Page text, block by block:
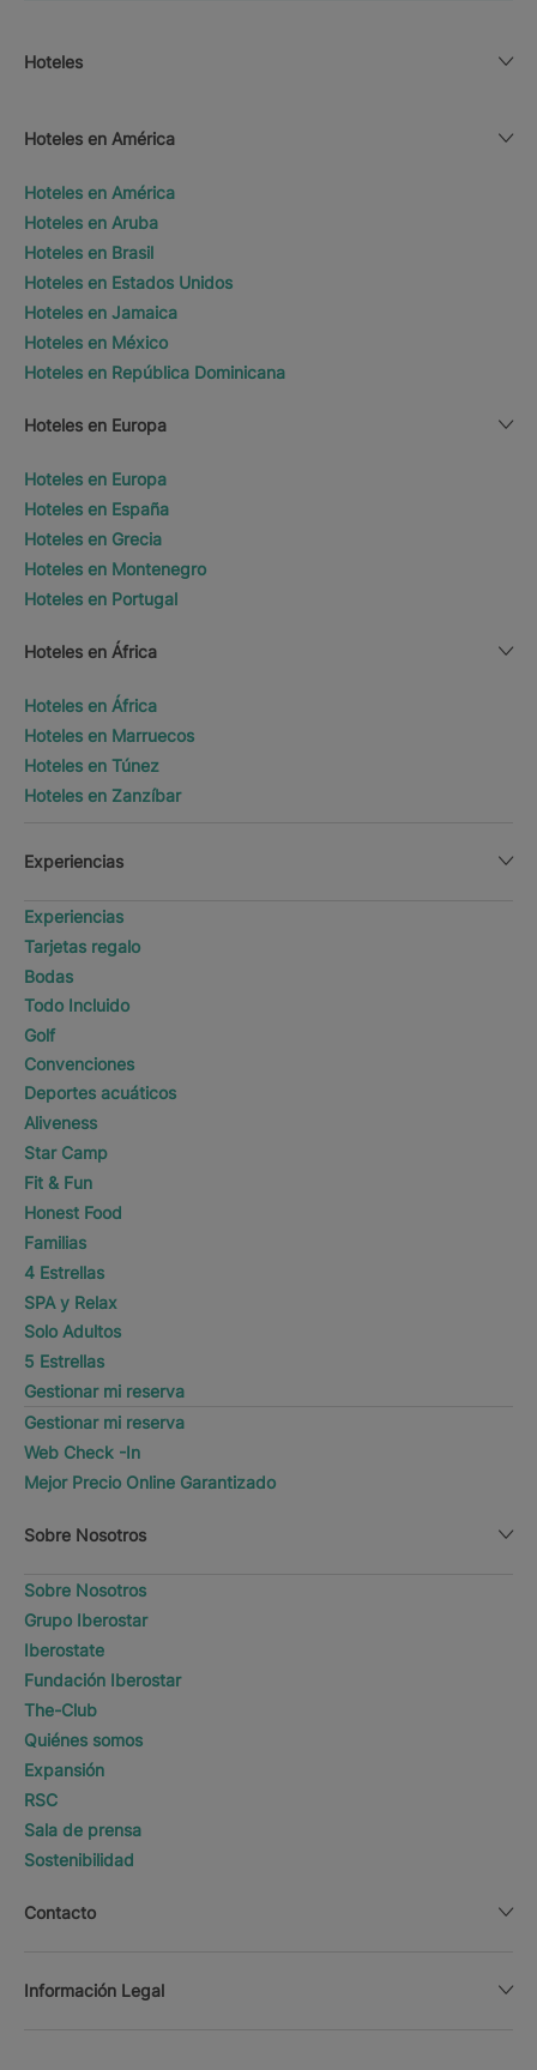
Hoteles
Hoteles en América
Hoteles en América
Hoteles en Aruba
Hoteles en Brasil
Hoteles en Estados Unidos
Hoteles en Jamaica
Hoteles en México
Hoteles en República Dominicana
Hoteles en Europa
Hoteles en Europa
Hoteles en España
Hoteles en Grecia
Hoteles en Montenegro
Hoteles en Portugal
Hoteles en África
Hoteles en África
Hoteles en Marruecos
Hoteles en Túnez
Hoteles en Zanzíbar
Experiencias
Experiencias
Tarjetas regalo
Bodas
Todo Incluido
Golf
Convenciones
Deportes acuáticos
Aliveness
Star Camp
Fit & Fun
Honest Food
Familias
4 Estrellas
SPA y Relax
Solo Adultos
5 Estrellas
Gestionar mi reserva
Gestionar mi reserva
Web Check -In
Mejor Precio Online Garantizado
Sobre Nosotros
Sobre Nosotros
Grupo Iberostar
Iberostate
Fundación Iberostar
The-Club
Quiénes somos
Expansión
RSC
Sala de prensa
Sostenibilidad
Contacto
Información Legal